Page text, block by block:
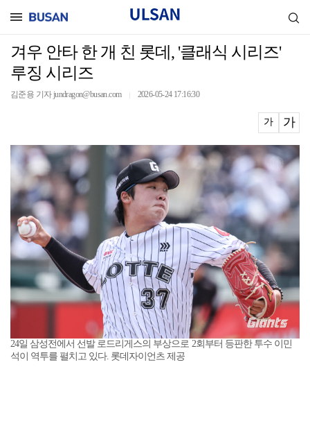
겨우 안타 한 개 친 롯데, '클래식 시리즈'
루징 시리즈
김준용 기자 jundragon@busan.com 2026-05-24 17:16:30
가 가
24일 삼성전에서 선발 로드리게스의 부상으로 2회부터 등판한 투수 이민
석이 역투를 펼치고 있다. 롯데자이언츠 제공